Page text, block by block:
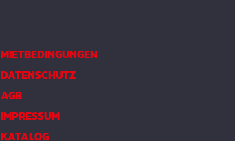
MIETBEDINGUNGEN
DATENSCHUTZ
AGB
IMPRESSUM
KATALOG